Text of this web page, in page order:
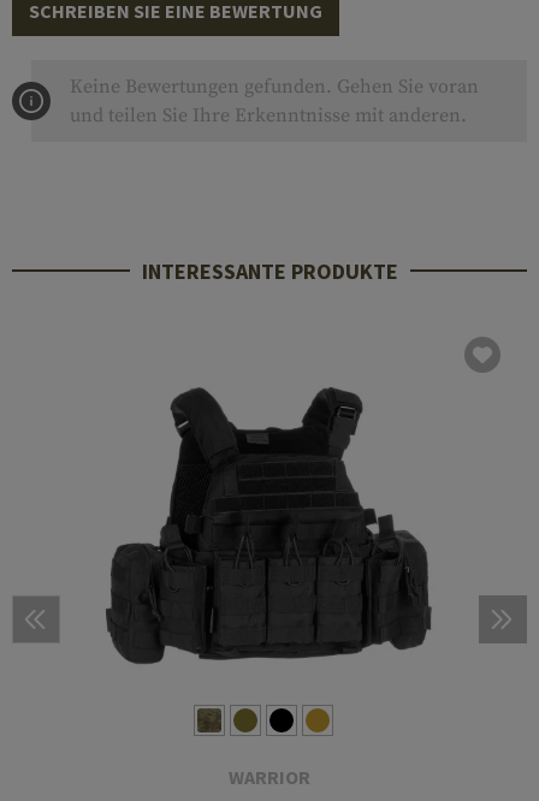
SCHREIBEN SIE EINE BEWERTUNG
Keine Bewertungen gefunden. Gehen Sie voran
und teilen Sie Ihre Erkenntnisse mit anderen.
INTERESSANTE PRODUKTE
WARRIOR